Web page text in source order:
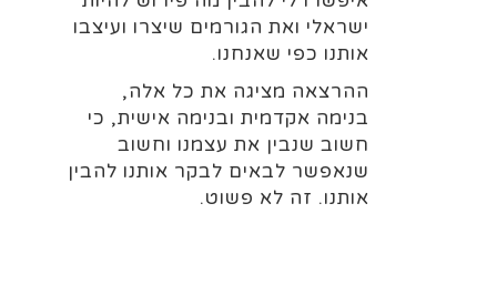
ישראלי ואת הגורמים שיצרו ועיצבו
אותנו כפי שאנחנו.
ההרצאה מציגה את כל אלה,
בנימה אקדמית ובנימה אישית, כי
חשוב שנבין את עצמנו וחשוב
שנאפשר לבאים לבקר אותנו להבין
אותנו. זה לא פשוט.